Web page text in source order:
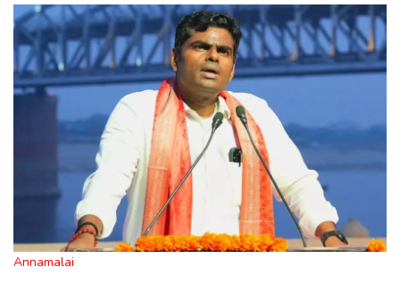
Annamalai